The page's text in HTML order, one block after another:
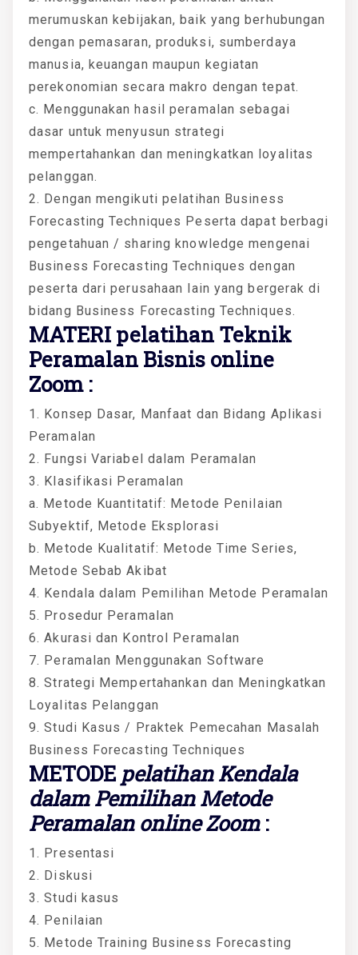
merumuskan kebijakan, baik yang berhubungan
dengan pemasaran, produksi, sumberdaya
manusia, keuangan maupun kegiatan
perekonomian secara makro dengan tepat.
c. Menggunakan hasil peramalan sebagai
dasar untuk menyusun strategi
mempertahankan dan meningkatkan loyalitas
pelanggan.
2. Dengan mengikuti pelatihan Business
Forecasting Techniques Peserta dapat berbagi
pengetahuan / sharing knowledge mengenai
Business Forecasting Techniques dengan
peserta dari perusahaan lain yang bergerak di
bidang Business Forecasting Techniques.
MATERI pelatihan Teknik
Peramalan Bisnis online
Zoom:
1. Konsep Dasar, Manfaat dan Bidang Aplikasi
Peramalan
2. Fungsi Variabel dalam Peramalan
3. Klasifikasi Peramalan
a. Metode Kuantitatif: Metode Penilaian
Subyektif, Metode Eksplorasi
b. Metode Kualitatif: Metode Time Series,
Metode Sebab Akibat
4. Kendala dalam Pemilihan Metode Peramalan
5. Prosedur Peramalan
6. Akurasi dan Kontrol Peramalan
7. Peramalan Menggunakan Software
8. Strategi Mempertahankan dan Meningkatkan
Loyalitas Pelanggan
9. Studi Kasus / Praktek Pemecahan Masalah
Business Forecasting Techniques
METODE pelatihan Kendala
dalam Pemilihan Metode
Peramalan online Zoom:
1. Presentasi
2. Diskusi
3. Studi kasus
4. Penilaian
5. Metode Training Business Forecasting